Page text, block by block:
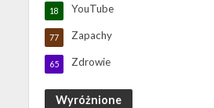
YouTube
18
Zapachy
77
Zdrowie
65
Wyróżnione